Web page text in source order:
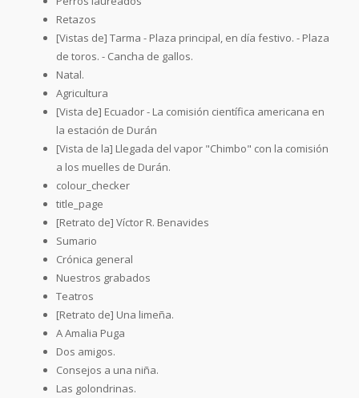
Retazos
[Vistas de] Tarma - Plaza principal, en día festivo. - Plaza
de toros. - Cancha de gallos.
Natal.
Agricultura
[Vista de] Ecuador - La comisión científica americana en
la estación de Durán
[Vista de la] Llegada del vapor "Chimbo" con la comisión
a los muelles de Durán.
colour_checker
title_page
[Retrato de] Víctor R. Benavides
Sumario
Crónica general
Nuestros grabados
Teatros
[Retrato de] Una limeña.
A Amalia Puga
Dos amigos.
Consejos a una niña.
Las golondrinas.